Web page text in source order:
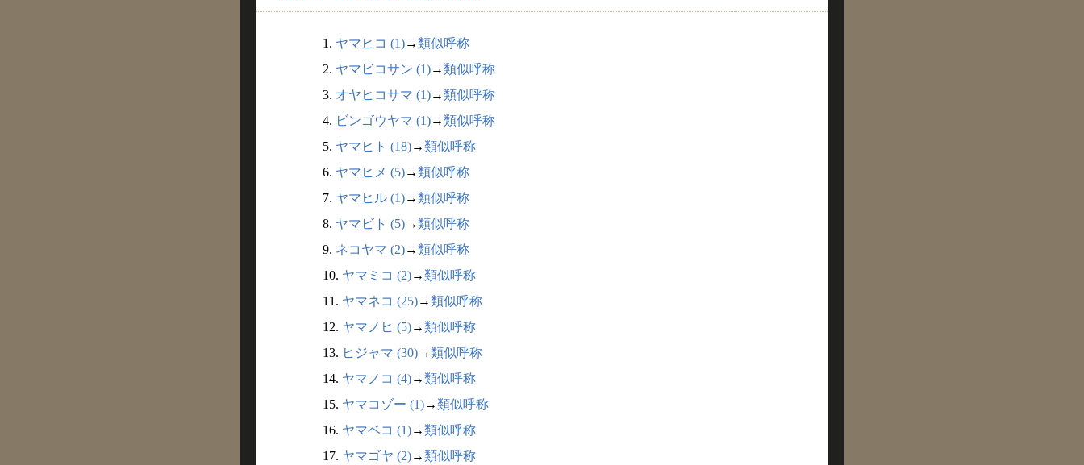
1. ヤマヒコ (1)→類似呼称
2. ヤマビコサン (1)→類似呼称
3. オヤヒコサマ (1)→類似呼称
4. ビンゴウヤマ (1)→類似呼称
5. ヤマヒト (18)→類似呼称
6. ヤマヒメ (5)→類似呼称
7. ヤマヒル (1)→類似呼称
8. ヤマビト (5)→類似呼称
9. ネコヤマ (2)→類似呼称
10. ヤマミコ (2)→類似呼称
11. ヤマネコ (25)→類似呼称
12. ヤマノヒ (5)→類似呼称
13. ヒジャマ (30)→類似呼称
14. ヤマノコ (4)→類似呼称
15. ヤマコゾー (1)→類似呼称
16. ヤマベコ (1)→類似呼称
17. ヤマゴヤ (2)→類似呼称